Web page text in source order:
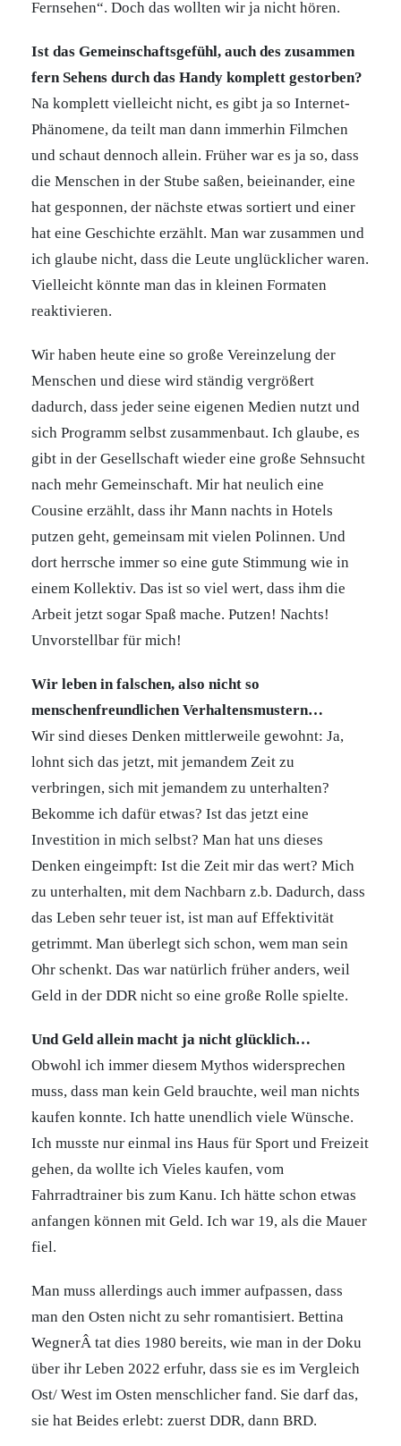
Fernsehen“. Doch das wollten wir ja nicht hören.
Ist das Gemeinschaftsgefühl, auch des zusammen
fern Sehens durch das Handy komplett gestorben?
Na komplett vielleicht nicht, es gibt ja so Internet-
Phänomene, da teilt man dann immerhin Filmchen
und schaut dennoch allein. Früher war es ja so, dass
die Menschen in der Stube saßen, beieinander, eine
hat gesponnen, der nächste etwas sortiert und einer
hat eine Geschichte erzählt. Man war zusammen und
ich glaube nicht, dass die Leute unglücklicher waren.
Vielleicht könnte man das in kleinen Formaten
reaktivieren.
Wir haben heute eine so große Vereinzelung der
Menschen und diese wird ständig vergrößert
dadurch, dass jeder seine eigenen Medien nutzt und
sich Programm selbst zusammenbaut. Ich glaube, es
gibt in der Gesellschaft wieder eine große Sehnsucht
nach mehr Gemeinschaft. Mir hat neulich eine
Cousine erzählt, dass ihr Mann nachts in Hotels
putzen geht, gemeinsam mit vielen Polinnen. Und
dort herrsche immer so eine gute Stimmung wie in
einem Kollektiv. Das ist so viel wert, dass ihm die
Arbeit jetzt sogar Spaß mache. Putzen! Nachts!
Unvorstellbar für mich!
Wir leben in falschen, also nicht so
menschenfreundlichen Verhaltensmustern…
Wir sind dieses Denken mittlerweile gewohnt: Ja,
lohnt sich das jetzt, mit jemandem Zeit zu
verbringen, sich mit jemandem zu unterhalten?
Bekomme ich dafür etwas? Ist das jetzt eine
Investition in mich selbst? Man hat uns dieses
Denken eingeimpft: Ist die Zeit mir das wert? Mich
zu unterhalten, mit dem Nachbarn z.b. Dadurch, dass
das Leben sehr teuer ist, ist man auf Effektivität
getrimmt. Man überlegt sich schon, wem man sein
Ohr schenkt. Das war natürlich früher anders, weil
Geld in der DDR nicht so eine große Rolle spielte.
Und Geld allein macht ja nicht glücklich…
Obwohl ich immer diesem Mythos widersprechen
muss, dass man kein Geld brauchte, weil man nichts
kaufen konnte. Ich hatte unendlich viele Wünsche.
Ich musste nur einmal ins Haus für Sport und Freizeit
gehen, da wollte ich Vieles kaufen, vom
Fahrradtrainer bis zum Kanu. Ich hätte schon etwas
anfangen können mit Geld. Ich war 19, als die Mauer
fiel.
Man muss allerdings auch immer aufpassen, dass
man den Osten nicht zu sehr romantisiert. Bettina
WegnerÂ tat dies 1980 bereits, wie man in der Doku
über ihr Leben 2022 erfuhr, dass sie es im Vergleich
Ost/ West im Osten menschlicher fand. Sie darf das,
sie hat Beides erlebt: zuerst DDR, dann BRD.